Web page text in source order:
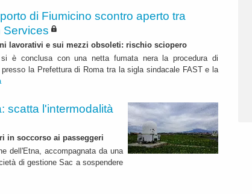
di Fiumicino scontro aperto tra
Services
lavorativi e sui mezzi obsoleti: rischio sciopero
è conclusa con una netta fumata nera la procedura di
la Prefettura di Roma tra la sigla sindacale FAST e la
scatta l'intermodalità
in soccorso ai passeggeri
dell'Etna, accompagnata da una
di gestione Sac a sospendere